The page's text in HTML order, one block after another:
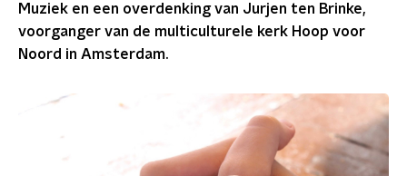
Muziek en een overdenking van Jurjen ten Brinke,
voorganger van de multiculturele kerk Hoop voor
Noord in Amsterdam.